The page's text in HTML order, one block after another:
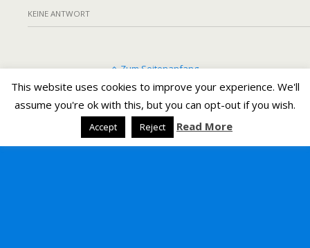
KEINE ANTWORT
Zum Seitenanfang
Mobil Desktop
This website uses cookies to improve your experience. We'll
assume you're ok with this, but you can opt-out if you wish.
Accept Reject Read More